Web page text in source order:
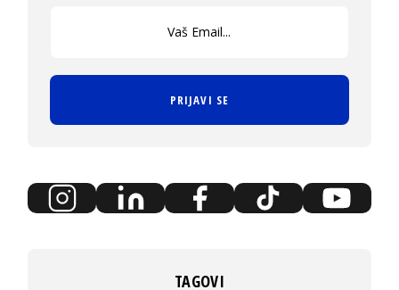
PRIJAVI SE
TAGOVI